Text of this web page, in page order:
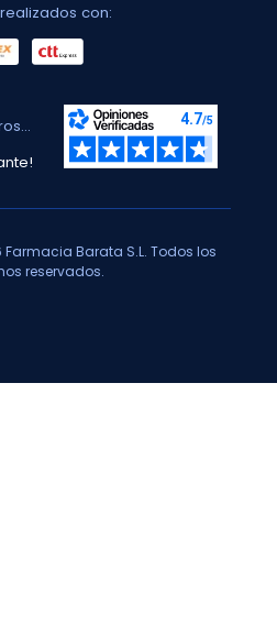
con:
Barata S.L. Todos los
reservados.